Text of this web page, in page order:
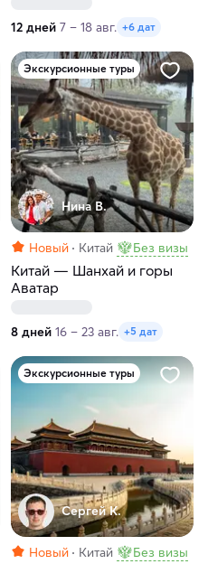
12 дней 7 – 18 авг. +6 дат
Экскурсионные туры
Нина В.
Новый Китай Без визы
Китай — Шанхай и горы
Аватар
8 дней 16 – 23 авг. +5 дат
Экскурсионные туры
Сергей К.
Новый Китай Без визы